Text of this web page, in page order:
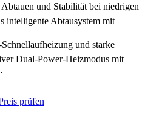
und Stabilität bei niedrigen
intelligente Abtausystem mit
und starke
Dual-Power-Heizmodus mit
prüfen